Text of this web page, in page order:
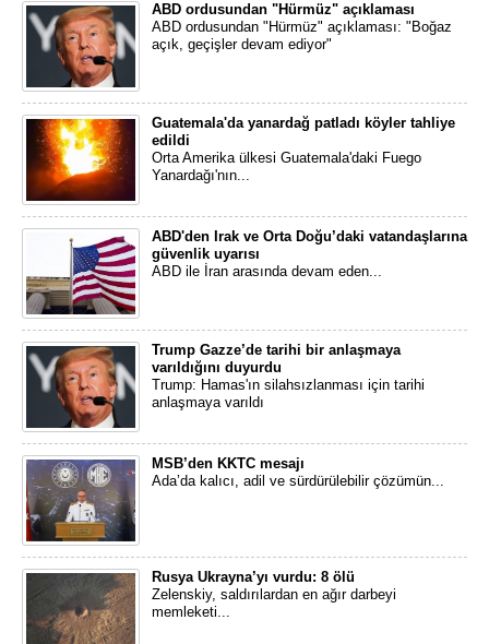
ABD ordusundan "Hürmüz" açıklaması
ABD ordusundan "Hürmüz" açıklaması: "Boğaz
açık, geçişler devam ediyor"
Guatemala'da yanardağ patladı köyler tahliye
edildi
Orta Amerika ülkesi Guatemala'daki Fuego
Yanardağı'nın...
ABD'den Irak ve Orta Doğu’daki vatandaşlarına
güvenlik uyarısı
ABD ile İran arasında devam eden...
Trump Gazze’de tarihi bir anlaşmaya
varıldığını duyurdu
Trump: Hamas'ın silahsızlanması için tarihi
anlaşmaya varıldı
MSB’den KKTC mesajı
Ada’da kalıcı, adil ve sürdürülebilir çözümün...
Rusya Ukrayna’yı vurdu: 8 ölü
Zelenskiy, saldırılardan en ağır darbeyi
memleketi...